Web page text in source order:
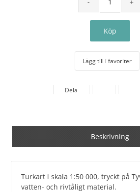
Lägg till i favoriter
Dela
Beskrivning
Turkart i skala 1:50 000, tryckt på
vatten- och rivtåligt material.